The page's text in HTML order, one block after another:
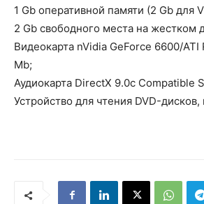
1 Gb оперативной памяти (2 Gb для
2 Gb свободного места на жестком
Видеокарта nVidia GeForce 6600/ATI
Mb;
Аудиокарта DirectX 9.0c Compatible
Устройство для чтения DVD-